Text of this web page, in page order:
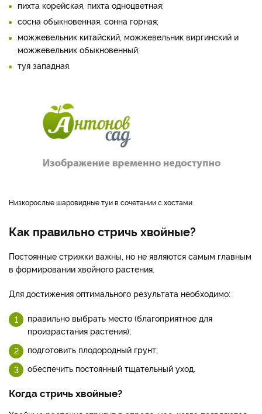
пихта корейская, пихта одноцветная;
сосна обыкновенная, сонна горная;
можжевельник китайский, можжевельник виргинский и
можжевельник обыкновенный;
туя западная.
Низкорослые шаровидные туи в сочетании с хостами
Как правильно стричь хвойные?
Постоянные стрижки важны, но не являются самым главным
в формировании хвойного растения.
Для достижения оптимального результата необходимо:
правильно выбрать место (благоприятное для
произрастания растения);
подготовить плодородный грунт;
обеспечить постоянный тщательный уход.
Когда стричь хвойные?